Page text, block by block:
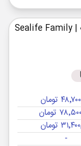
| Sealife Family
تومان
تومان
تومان
-